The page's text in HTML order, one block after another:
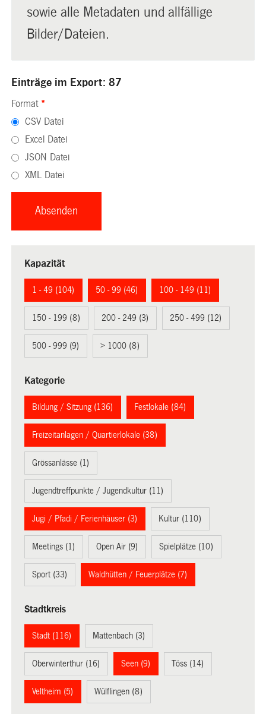
sowie alle Metadaten und allfällige
Bilder/Dateien.
Einträge im Export: 87
Format *
CSV Datei
Excel Datei
JSON Datei
XML Datei
Kapazität
1 - 49 (104) 50 - 99 (46) 100 - 149 (11)
150 - 199 (8) 200 - 249 (3) 250 - 499 (12)
500 - 999 (9) > 1000 (8)
Kategorie
Bildung / Sitzung (136) Festlokale (84)
Freizeitanlagen / Quartierlokale (38)
Grössanlässe (1)
Jugendtreffpunkte / Jugendkultur (11)
Jugi / Pfadi / Ferienhäuser (3) Kultur (110)
Meetings (1) Open Air (9) Spielplätze (10)
Sport (33) Waldhütten / Feuerplätze (7)
Stadtkreis
Stadt (116) Mattenbach (3)
Oberwinterthur (16) Seen (9) Töss (14)
Veltheim (5) Wülflingen (8)